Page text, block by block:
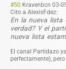
#50 Kravenbcn 03-
Cito a AlexisFdez:
En la nueva lista
verdad? Y el
nueva lista
El canal Partidazo
perfectamente),